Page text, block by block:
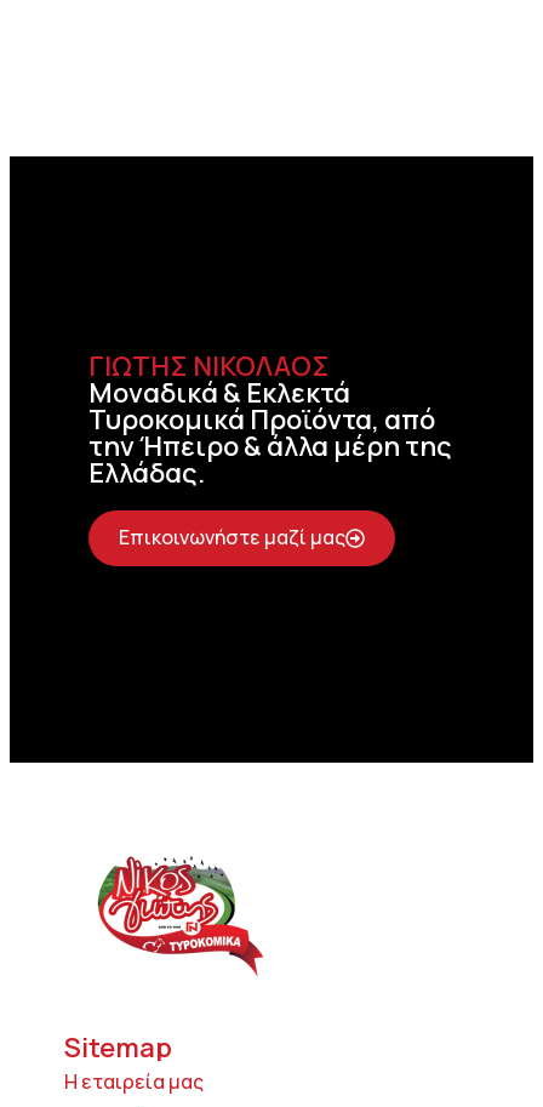
ΓΙΩΤΗΣ ΝΙΚΟΛΑΟΣ
Μοναδικά & Εκλεκτά
Τυροκομικά Προϊόντα, από
την Ήπειρο & άλλα μέρη της
Ελλάδας.
Επικοινωνήστε μαζί μας
Sitemap
Η εταιρεία μας